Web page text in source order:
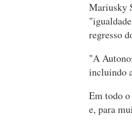
Mariusky
regresso
"A
incluindo
Em todo o
e, para